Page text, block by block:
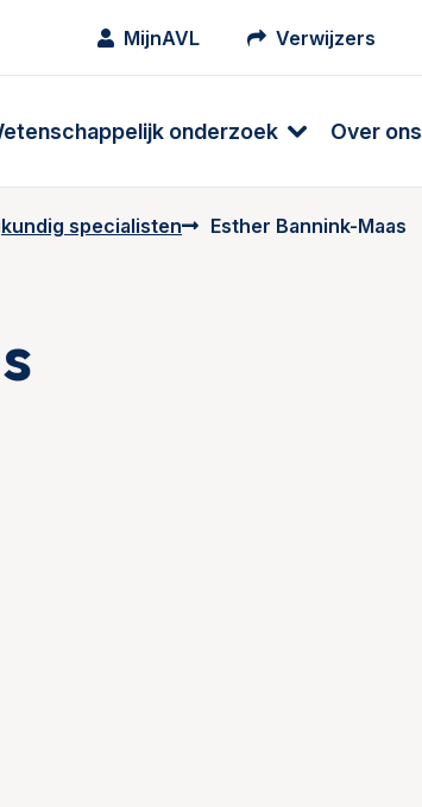
MijnAVL Verwijzers
onderzoek Over ons
specialisten Esther Bannink-Maas